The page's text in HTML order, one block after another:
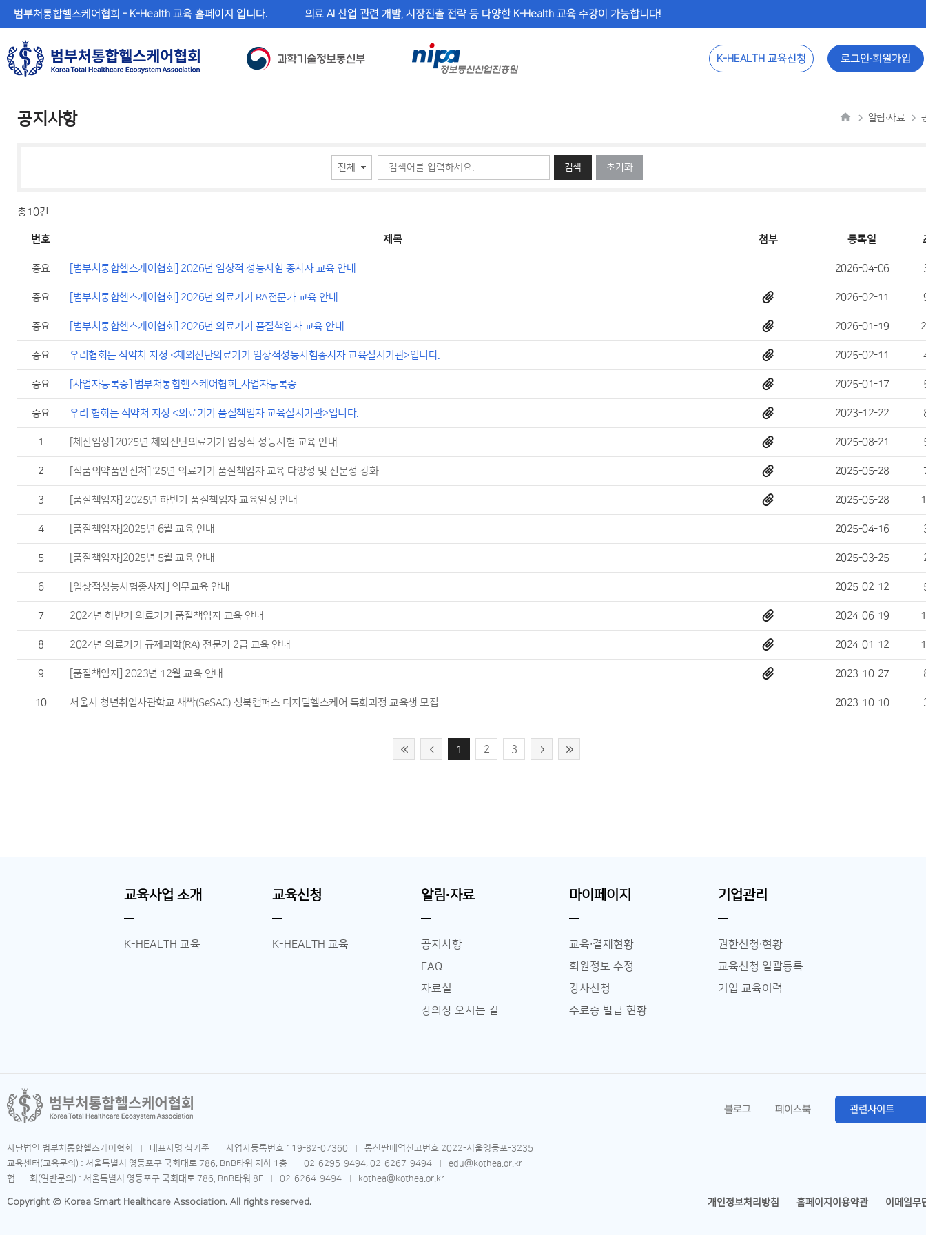
바
가
기
바
가
기
범부처통합헬스케어협회 - K-Health 교육 홈페이지 입니다. 의료 AI 산업 관련 개발, 시장진출 전략 등 다양한 K-Health 교육 수강이 가능합니다!
K-HEALTH 교육신청 로그인∙회원가입
공지사항 알림∙자료
검색 초기화
총10건
번호 제목 첨부 등록일
중요 [범부처통합헬스케어협회] 2026년 임상적 성능시험 종사자 교육 안내 2026-04-06
중요 [범부처통합헬스케어협회] 2026년 의료기기 RA전문가 교육 안내 2026-02-11
중요 [범부처통합헬스케어협회] 2026년 의료기기 품질책임자 교육 안내 2026-01-19
중요 우리협회는 식약처 지정 <체외진단의료기기 임상적성능시험종사자 교육실시기관>입니다. 2025-02-11
중요 [사업자등록증] 범부처통합헬스케어협회_사업자등록증 2025-01-17
중요 우리 협회는 식약처 지정 <의료기기 품질책임자 교육실시기관>입니다. 2023-12-22
1 [체진임상] 2025년 체외진단의료기기 임상적 성능시험 교육 안내 2025-08-21
2 [식품의약품안전처] ’25년 의료기기 품질책임자 교육 다양성 및 전문성 강화 2025-05-28
3 [품질책임자] 2025년 하반기 품질책임자 교육일정 안내 2025-05-28
4 [품질책임자]2025년 6월 교육 안내 2025-04-16
5 [품질책임자]2025년 5월 교육 안내 2025-03-25
6 [임상적성능시험종사자] 의무교육 안내 2025-02-12
7 2024년 하반기 의료기기 품질책임자 교육 안내 2024-06-19
8 2024년 의료기기 규제과학(RA) 전문가 2급 교육 안내 2024-01-12
9 [품질책임자] 2023년 12월 교육 안내 2023-10-27
10 서울시 청년취업사관학교 새싹(SeSAC) 성북캠퍼스 디지털헬스케어 특화과정 교육생 모집 2023-10-10
1 2 3
교육사업 소개
K-HEALTH 교육
교육신청
K-HEALTH 교육
알림∙자료
공지사항
FAQ
자료실
강의장 오시는 길
마이페이지
교육∙결제현황
회원정보 수정
강사신청
수료증 발급 현황
기업관리
권한신청∙현황
교육신청 일괄등록
기업 교육이력
블로그 페이스북 관련사이트
사단법인 범부처통합헬스케어협회 대표자명 심기준 사업자등록번호 119-82-07360
통신판매업신고번호 2022-서울영등포-3235
교육센터(교육문의) : 서울특별시 영등포구 국회대로 786, BnB타워 지하 1층
02-6295-9494, 02-6267-9494
edu@kothea.or.kr
협 회(일반문의) : 서울특별시 영등포구 국회대로 786, BnB타워 8F
02-6264-9494 kothea@kothea.or.kr
Copyright © Korea Smart Healthcare Association. All rights reserved. 개인정보처리방침 홈페이지이용약관 이메일무